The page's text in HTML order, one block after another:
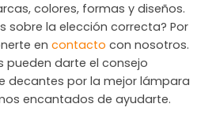
colores, formas y diseños.
sobre la elección correcta? Por
en contacto con nosotros.
pueden darte el consejo
decantes por la mejor lámpara
encantados de ayudarte.